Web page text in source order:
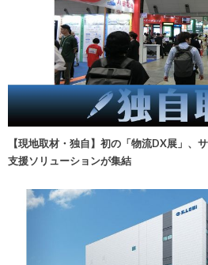
【現地取材・独自】初の「物流DX展」、
支援ソリューションが集結